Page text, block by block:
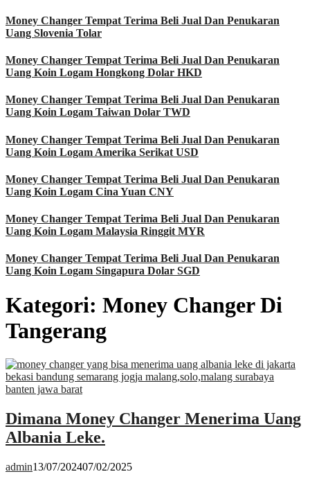
Money Changer Tempat Terima Beli Jual Dan Penukaran
Uang Slovenia Tolar
Money Changer Tempat Terima Beli Jual Dan Penukaran
Uang Koin Logam Hongkong Dolar HKD
Money Changer Tempat Terima Beli Jual Dan Penukaran
Uang Koin Logam Taiwan Dolar TWD
Money Changer Tempat Terima Beli Jual Dan Penukaran
Uang Koin Logam Amerika Serikat USD
Money Changer Tempat Terima Beli Jual Dan Penukaran
Uang Koin Logam Cina Yuan CNY
Money Changer Tempat Terima Beli Jual Dan Penukaran
Uang Koin Logam Malaysia Ringgit MYR
Money Changer Tempat Terima Beli Jual Dan Penukaran
Uang Koin Logam Singapura Dolar SGD
Kategori: Money Changer Di
Tangerang
Dimana Money Changer Menerima Uang
Albania Leke.
admin13/07/202407/02/2025